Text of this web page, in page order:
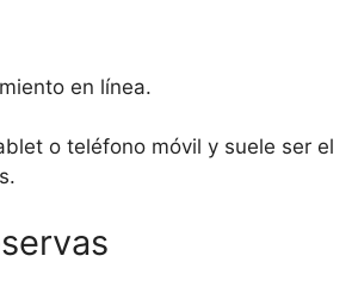
en línea.
o teléfono móvil y suele ser el